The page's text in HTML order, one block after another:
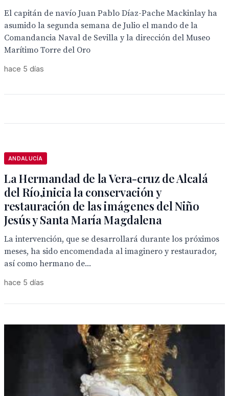
El capitán de navío Juan Pablo Díaz-Pache Mackinlay ha
asumido la segunda semana de Julio el mando de la
Comandancia Naval de Sevilla y la dirección del Museo
Marítimo Torre del Oro
hace 5 días
ANDALUCÍA
La Hermandad de la Vera-cruz de Alcalá
del Río,inicia la conservación y
restauración de las imágenes del Niño
Jesús y Santa María Magdalena
La intervención, que se desarrollará durante los próximos
meses, ha sido encomendada al imaginero y restaurador,
así como hermano de...
hace 5 días